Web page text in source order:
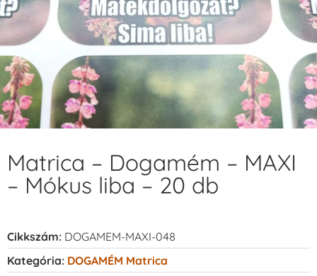
Matrica – Dogamém – MAXI
– Mókus liba – 20 db
Cikkszám: DOGAMEM-MAXI-048
Kategória: DOGAMÉM Matrica